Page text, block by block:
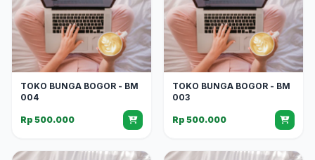
TOKO BUNGA BOGOR - BM
004
Rp 500.000
TOKO BUNGA BOGOR - BM
003
Rp 500.000